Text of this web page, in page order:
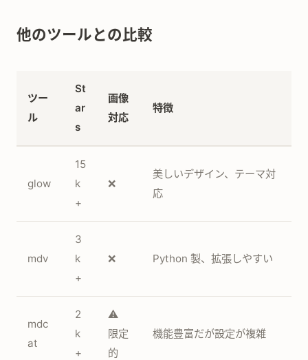
他のツールとの比較
ツー
ル
St
ar
s
画像
対応
特徴
glow
15
k
+
❌
美しいデザイン、テーマ対
応
mdv
3
k
+
❌ Python 製、拡張しやすい
mdc
at
2
k
+
⚠️
限定
的
機能豊富だが設定が複雑